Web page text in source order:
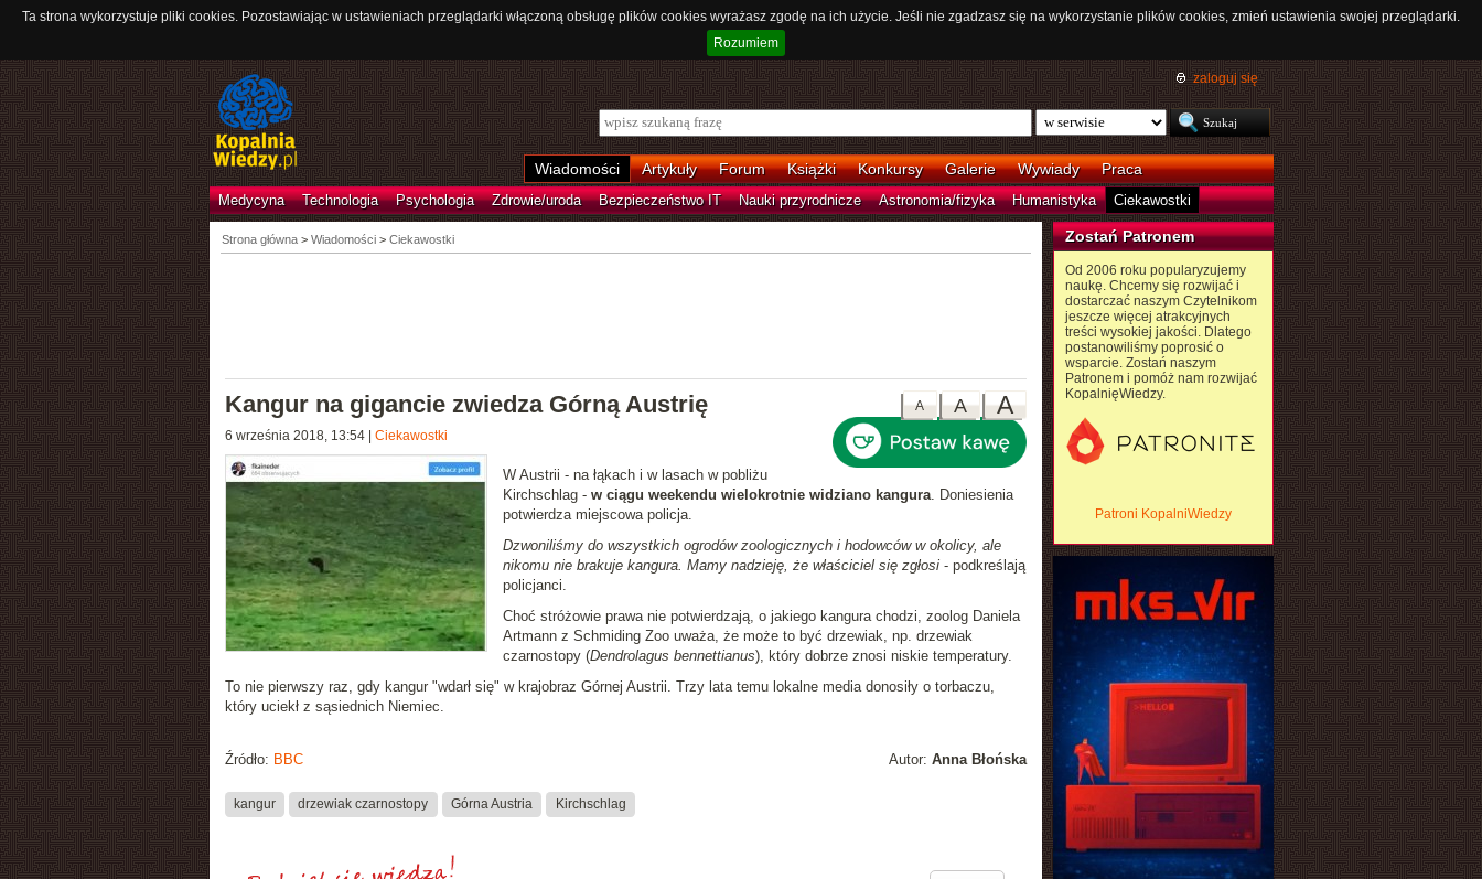
Ta strona wykorzystuje pliki cookies. Pozostawiając w ustawieniach przeglądarki włączoną obsługę plików cookies wyrażasz zgodę na ich użycie. Jeśli nie zgadzasz się na wykorzystanie plików cookies, zmień ustawienia swojej przeglądarki.
Rozumiem
zaloguj się
Wiadomości Artykuły Forum Książki Konkursy Galerie Wywiady Praca
Medycyna Technologia Psychologia Zdrowie/uroda Bezpieczeństwo IT Nauki przyrodnicze Astronomia/fizyka Humanistyka Ciekawostki
Strona główna> Wiadomości > Ciekawostki
A
A
A
Kangur na gigancie zwiedza Górną Austrię
6 września 2018, 13:54| Ciekawostki
W Austrii - na łąkach i w lasach w pobliżu
Kirchschlag - w ciągu weekendu wielokrotnie widziano kangura. Doniesienia
potwierdza miejscowa policja.
Dzwoniliśmy do wszystkich ogrodów zoologicznych i hodowców w okolicy, ale
nikomu nie brakuje kangura. Mamy nadzieję, że właściciel się zgłosi- podkreślają
policjanci.
Choć stróżowie prawa nie potwierdzają, o jakiego kangura chodzi, zoolog Daniela
Artmann z Schmiding Zoo uważa, że może to być drzewiak, np. drzewiak
czarnostopy (Dendrolagus bennettianus), który dobrze znosi niskie temperatury.
To nie pierwszy raz, gdy kangur "wdarł się" w krajobraz Górnej Austrii. Trzy lata temu lokalne media donosiły o torbaczu,
który uciekł z sąsiednich Niemiec.
Autor: Anna Błońska
Źródło: BBC
kangur drzewiak czarnostopy Górna Austria Kirchschlag
Zostań Patronem
Od 2006 roku popularyzujemy
naukę. Chcemy się rozwijać i
dostarczać naszym Czytelnikom
jeszcze więcej atrakcyjnych
treści wysokiej jakości. Dlatego
postanowiliśmy poprosić o
wsparcie. Zostań naszym
Patronem i pomóż nam rozwijać
KopalnięWiedzy.
Patroni KopalniWiedzy